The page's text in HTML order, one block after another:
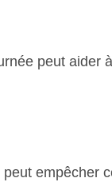
peut aider
empêcher